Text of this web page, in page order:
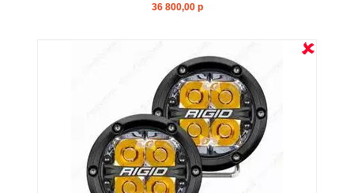
36 800,00 р